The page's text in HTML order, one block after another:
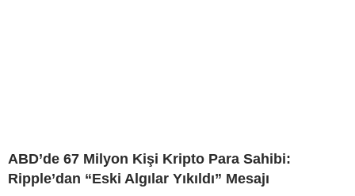
ABD’de 67 Milyon Kişi Kripto Para Sahibi:
Ripple’dan “Eski Algılar Yıkıldı” Mesajı